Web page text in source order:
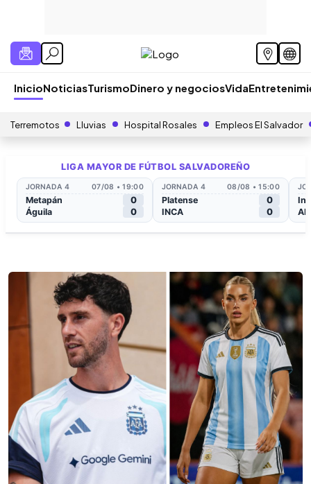
InicioNoticiasTurismoDinero y negociosVida
Terremotos Lluvias Hospital Rosales Empleos El Salvador